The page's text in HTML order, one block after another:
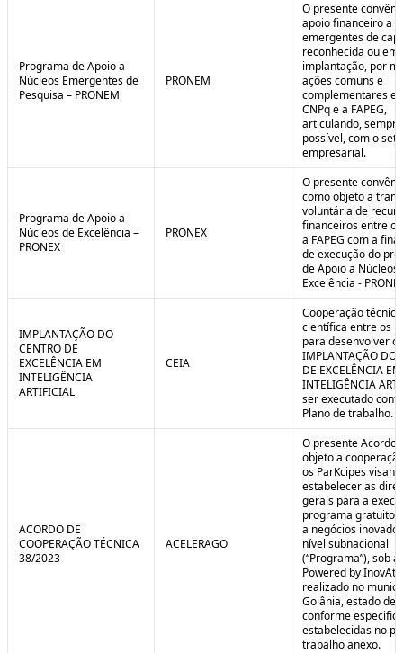
Programa de Apoio a
Núcleos Emergentes de
Pesquisa – PRONEM
PRONEM
O presente
apoio financeiro a
emergentes de
reconhecida ou em
implantação, por
ações comuns e
complementares
CNPq e a FAPEG,
articulando,
possível, com o
empresarial.
Programa de Apoio a
Núcleos de Excelência –
PRONEX
PRONEX
O presente
como objeto a
voluntária de
financeiros entre o
a FAPEG com a
de execução do
de Apoio a Núcleos
Excelência -
IMPLANTAÇÃO DO
CENTRO DE
EXCELÊNCIA EM
INTELIGÊNCIA
ARTIFICIAL
CEIA
Cooperação
científica entre os
para desenvolver o
IMPLANTAÇÃO DO
DE EXCELÊNCIA EM
INTELIGÊNCIA
ser executado
Plano de trabalho.
ACORDO DE
COOPERAÇÃO TÉCNICA
38/2023
ACELERAGO
O presente Acordo
objeto a
os ParKcipes
estabelecer as
gerais para a
programa gratuito
a negócios
nível subnacional
(“Programa”), sob
Powered by
realizado no
Goiânia, estado de
conforme
estabelecidas no
trabalho anexo.